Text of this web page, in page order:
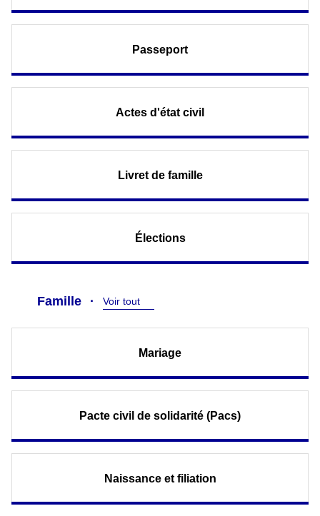
Passeport
Actes d'état civil
Livret de famille
Élections
Famille Voir tout
Mariage
Pacte civil de solidarité (Pacs)
Naissance et filiation